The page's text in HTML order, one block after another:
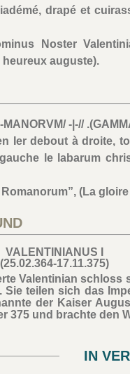
drapé et
Noster
auguste).
MANORVM/ -|-//
Ier debout à droite,
le labarum
Romanorum”, (La
VALENTINIANUS I
(25.02.364-17.11.375)
Valentinian schloss
teilen sich das
der Kaiser
375 und brachte den
IN